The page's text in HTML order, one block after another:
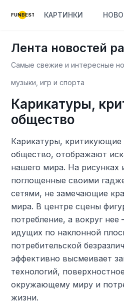
FUNBEST КАРТИНКИ
Лента новостей
Самые свежие и интересные
музыки, игр и спорта
Карикатуры,
общество
Карикатуры, критикующие
общество, отображают
нашего мира. На
поглощенные своими
сетями, не замечающие
мира. В центре сцены
потребление, а вокруг
идущих по наклонной
потребительской
эффективно высмеивает
технологий,
окружающему миру и
жизни.